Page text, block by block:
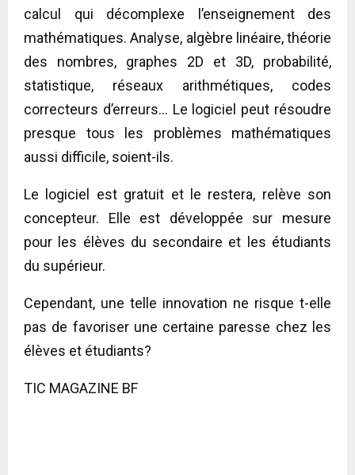
calcul qui décomplexe l’enseignement des
mathématiques. Analyse, algèbre linéaire, théorie
des nombres, graphes 2D et 3D, probabilité,
statistique, réseaux arithmétiques, codes
correcteurs d’erreurs… Le logiciel peut résoudre
presque tous les problèmes mathématiques
aussi difficile, soient-ils.
Le logiciel est gratuit et le restera, relève son
concepteur. Elle est développée sur mesure
pour les élèves du secondaire et les étudiants
du supérieur.
Cependant, une telle innovation ne risque t-elle
pas de favoriser une certaine paresse chez les
élèves et étudiants?
TIC MAGAZINE BF